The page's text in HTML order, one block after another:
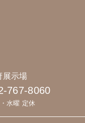
展示場
767-8060
水曜 定休